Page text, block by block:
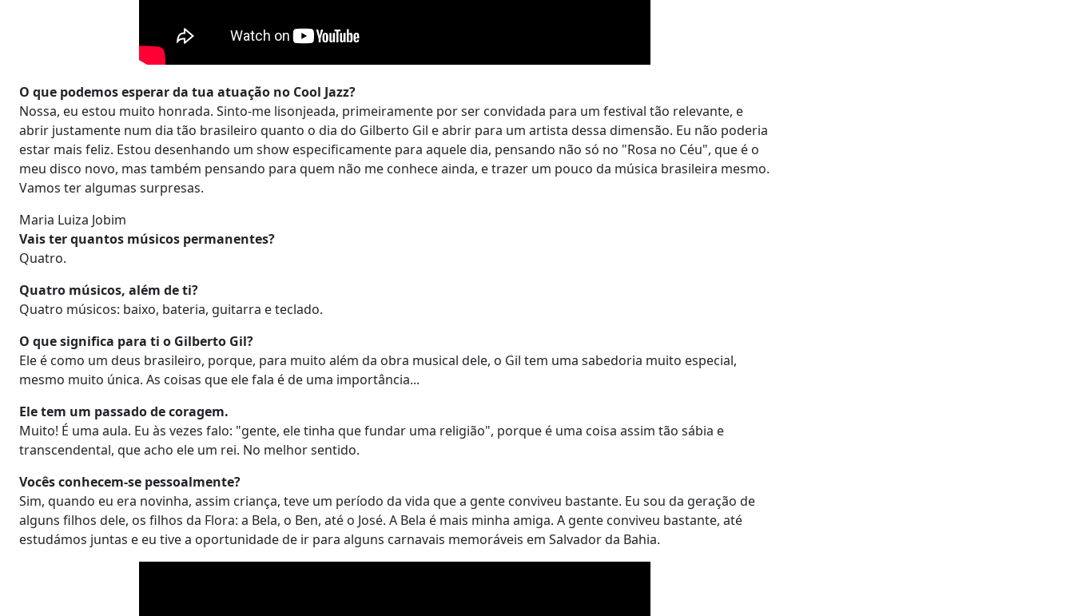
O que podemos esperar da tua atuação no Cool Jazz?
Nossa, eu estou muito honrada. Sinto-me lisonjeada, primeiramente por ser convidada para um festival tão relevante, e
abrir justamente num dia tão brasileiro quanto o dia do Gilberto Gil e abrir para um artista dessa dimensão. Eu não poderia
estar mais feliz. Estou desenhando um show especificamente para aquele dia, pensando não só no "Rosa no Céu", que é o
meu disco novo, mas também pensando para quem não me conhece ainda, e trazer um pouco da música brasileira mesmo.
Vamos ter algumas surpresas.
Maria Luiza Jobim
Vais ter quantos músicos permanentes?
Quatro.
Quatro músicos, além de ti?
Quatro músicos: baixo, bateria, guitarra e teclado.
O que significa para ti o Gilberto Gil?
Ele é como um deus brasileiro, porque, para muito além da obra musical dele, o Gil tem uma sabedoria muito especial,
mesmo muito única. As coisas que ele fala é de uma importância...
Ele tem um passado de coragem.
Muito! É uma aula. Eu às vezes falo: "gente, ele tinha que fundar uma religião", porque é uma coisa assim tão sábia e
transcendental, que acho ele um rei. No melhor sentido.
Vocês conhecem-se pessoalmente?
Sim, quando eu era novinha, assim criança, teve um período da vida que a gente conviveu bastante. Eu sou da geração de
alguns filhos dele, os filhos da Flora: a Bela, o Ben, até o José. A Bela é mais minha amiga. A gente conviveu bastante, até
estudámos juntas e eu tive a oportunidade de ir para alguns carnavais memoráveis em Salvador da Bahia.